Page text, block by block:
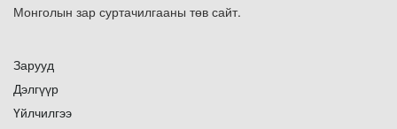
Монголын зар суртачилгааны төв сайт.
Зарууд
Дэлгүүр
Үйлчилгээ